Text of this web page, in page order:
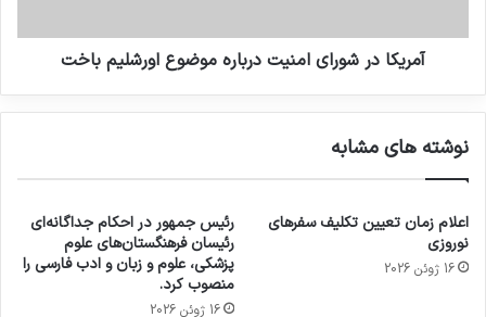
آمریکا در شورای امنیت درباره موضوع اورشلیم باخت
نوشته های مشابه
اعلام زمان تعیین تکلیف سفرهای
نوروزی
16 ژوئن 2026
رئیس جمهور در احکام جداگانه‌ای
رئیسان فرهنگستان‌های علوم
پزشکی، علوم و زبان و ادب فارسی را
منصوب کرد.
16 ژوئن 2026